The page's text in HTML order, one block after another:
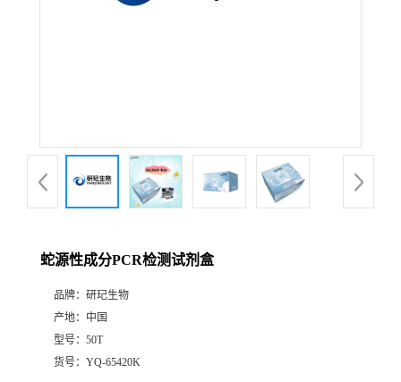
蛇源性成分PCR检测试剂盒
品牌： 研玘生物
产地： 中国
型号： 50T
货号： YQ-65420K